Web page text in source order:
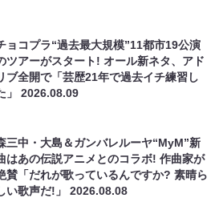
ョコプラ“過去最大規模”11都市19公演
ツアーがスタート! オール新ネタ、アド
ブ全開で「芸歴21年で過去イチ練習し
」2026.08.09
三中・大島＆ガンバレルーヤ“MyM”新
はあの伝説アニメとのコラボ! 作曲家が
賛「だれが歌っているんですか? 素晴ら
い歌声だ!」2026.08.08